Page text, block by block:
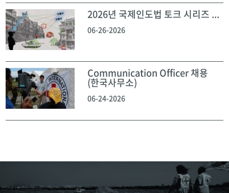
2026년 국제인도법 토크 시리즈 ...
06-26-2026
Communication Officer 채용
(한국사무소)
06-24-2026